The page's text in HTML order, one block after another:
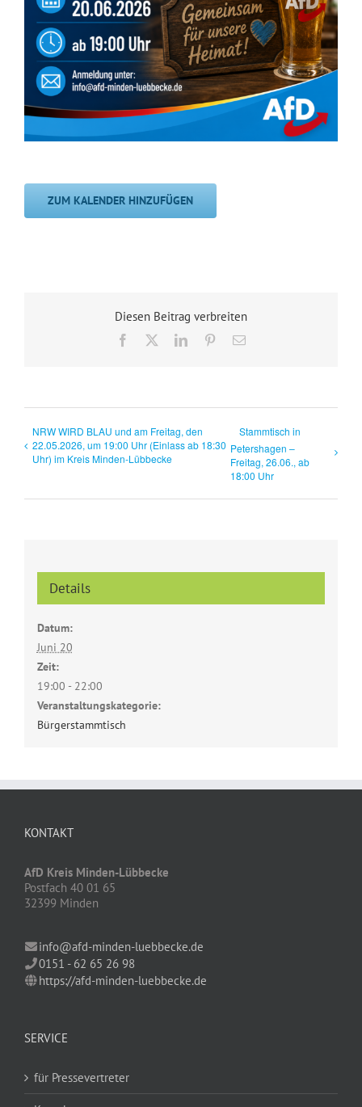
ZUM KALENDER HINZUFÜGEN
Diesen Beitrag verbreiten
Facebook LinkedInPinterest
E-
NRW WIRD BLAU und am Freitag, den
22.05.2026, um 19:00 Uhr (Einlass ab 18:30
Uhr) im Kreis Minden-Lübbecke
Stammtisch in
Petershagen –
Freitag, 26.06., ab
18:00 Uhr
Details
Datum:
Juni 20
Zeit:
19:00 - 22:00
Veranstaltungskategorie:
Bürgerstammtisch
KONTAKT
AfD Kreis Minden-Lübbecke
Postfach 40 01 65
32399 Minden
info@afd-minden-luebbecke.de
0151 - 62 65 26 98
https://afd-minden-luebbecke.de
SERVICE
für Pressevertreter